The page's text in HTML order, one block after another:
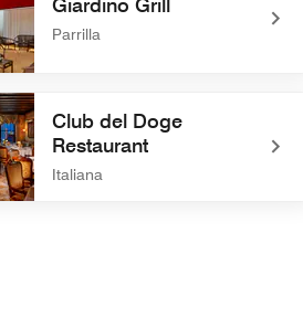
Giardino Grill
Parrilla
Grill
Club del Doge
Restaurant
Italiana